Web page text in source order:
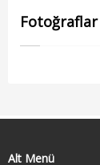
Fotoğraflar
Alt Menü